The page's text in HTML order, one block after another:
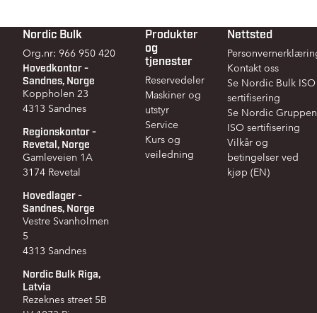
Footer
Nordic Bulk
Org.nr: 966 950 420
Hovedkontor -
Sandnes, Norge
Koppholen 23
4313 Sandnes
Regionskontor -
Revetal, Norge
Gamleveien 1A
3174 Revetal
Hovedlager -
Sandnes, Norge
Vestre Svanholmen
5
4313 Sandnes
Nordic Bulk Riga,
Latvia
Rezeknes street 5B
Produkter
og
tjenester
Reservedeler
Maskiner og
utstyr
Service
Kurs og
veiledning
Nettsted
Kontakt oss
Se Nordic Bulk ISO
sertifisering
Se Nordic Gruppen
ISO sertifisering
Vilkår og
betingelser ved
kjøp (EN)